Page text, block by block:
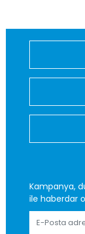
Kampanya,
ile haberdar